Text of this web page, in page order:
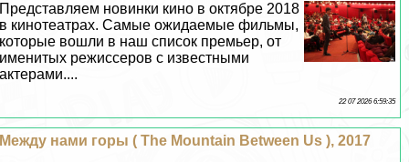
Представляем новинки кино в октябре 2018
в кинотеатрах. Самые ожидаемые фильмы,
которые вошли в наш список премьер, от
именитых режиссеров с известными
актерами....
22 07 2026 6:59:35
Между нами горы ( The Mountain Between Us ), 2017